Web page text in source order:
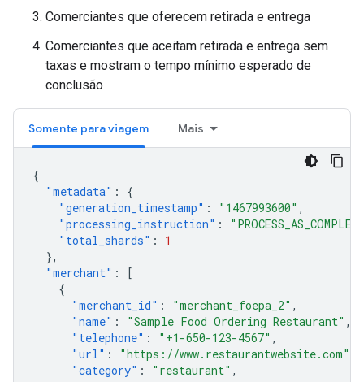
Comerciantes que oferecem retirada e entrega
Comerciantes que aceitam retirada e entrega sem
taxas e mostram o tempo mínimo esperado de
conclusão
Somente para viagem Mais
{
"metadata" :
{
"generation_timestamp" : "1467993600" ,
"processing_instruction" :
"total_shards" :
1
},
"merchant" :
[
{
"merchant_id" : "merchant_foepa_2" ,
"name" : "Sample Food Ordering Restaurant" ,
"telephone" : "+1-650-123-4567" ,
"url" : "https://www.restaurantwebsite.com"
"category" : "restaurant" ,